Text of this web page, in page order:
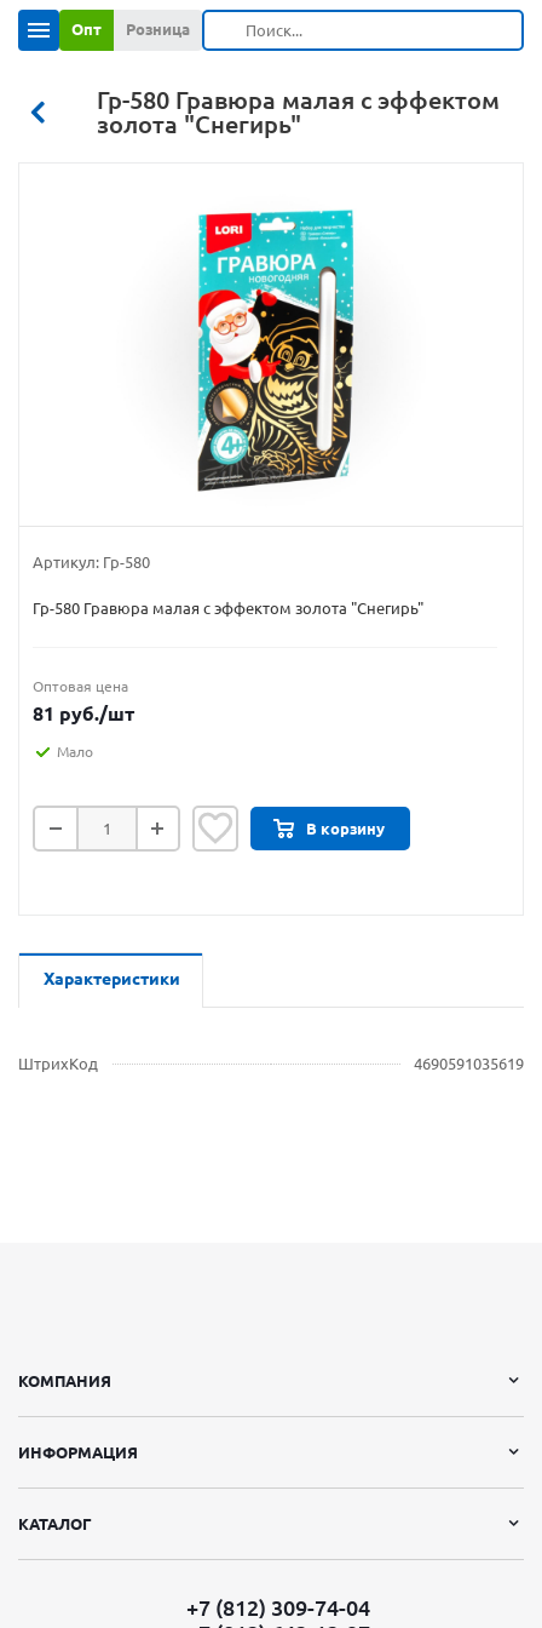
Опт Розница
Гр-580 Гравюра малая с эффектом
золота "Снегирь"
Артикул: Гр-580
Гр-580 Гравюра малая с эффектом золота "Снегирь"
Оптовая цена
81 руб./шт
Мало
В корзину
Характеристики
ШтрихКод 4690591035619
КОМПАНИЯ
ИНФОРМАЦИЯ
КАТАЛОГ
+7 (812) 309-74-04